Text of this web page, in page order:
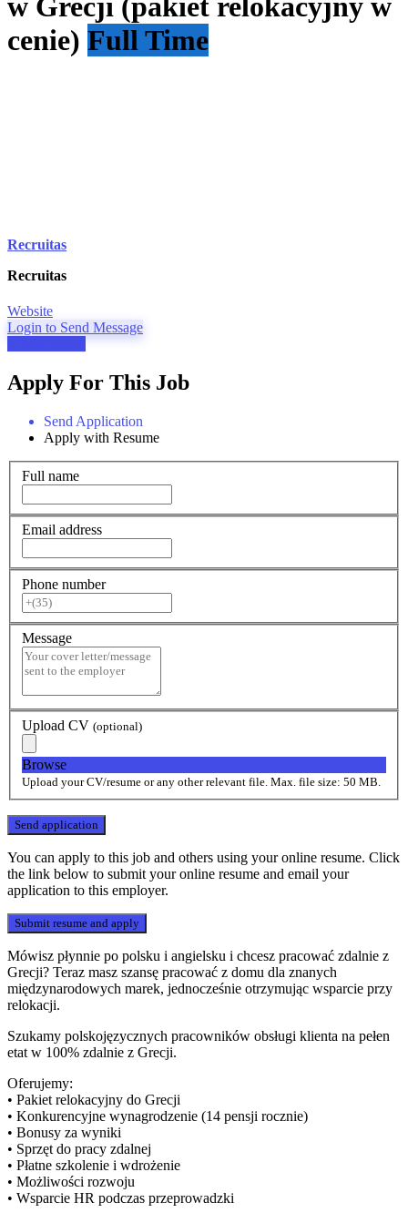
w Grecji (pakiet relokacyjny w
cenie) Full Time
Recruitas
Recruitas
Website
Login to Send Message
Apply For This Job
Send Application
Apply with Resume
Full name
Email address
Phone number
Message
Upload CV (optional)
Browse
Upload your CV/resume or any other relevant file. Max. file size: 50 MB.
You can apply to this job and others using your online resume. Click
the link below to submit your online resume and email your
application to this employer.
Mówisz płynnie po polsku i angielsku i chcesz pracować zdalnie z
Grecji? Teraz masz szansę pracować z domu dla znanych
międzynarodowych marek, jednocześnie otrzymując wsparcie przy
relokacji.
Szukamy polskojęzycznych pracowników obsługi klienta na pełen
etat w 100% zdalnie z Grecji.
Oferujemy:
• Pakiet relokacyjny do Grecji
• Konkurencyjne wynagrodzenie (14 pensji rocznie)
• Bonusy za wyniki
• Sprzęt do pracy zdalnej
• Płatne szkolenie i wdrożenie
• Możliwości rozwoju
• Wsparcie HR podczas przeprowadzki